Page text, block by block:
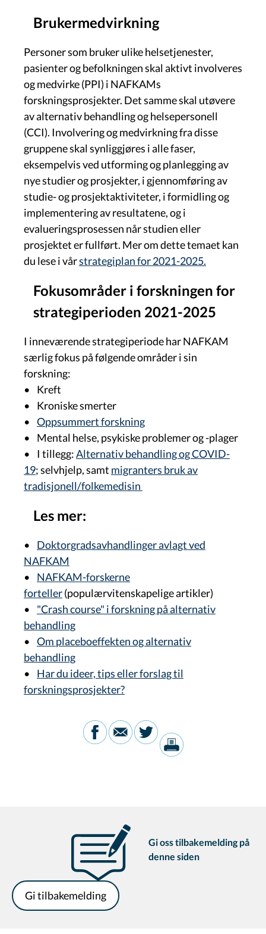
Brukermedvirkning
Personer som bruker ulike helsetjenester,
pasienter og befolkningen skal aktivt involveres
og medvirke (PPI) i NAFKAMs
forskningsprosjekter. Det samme skal utøvere
av alternativ behandling og helsepersonell
(CCI). Involvering og medvirkning fra disse
gruppene skal synliggjøres i alle faser,
eksempelvis ved utforming og planlegging av
nye studier og prosjekter, i gjennomføring av
studie- og prosjektaktiviteter, i formidling og
implementering av resultatene, og i
evalueringsprosessen når studien eller
prosjektet er fullført. Mer om dette temaet kan
du lese i vårstrategiplan for 2021-2025.
Fokusområder i forskningen for
strategiperioden 2021-2025
I inneværende strategiperiode har NAFKAM
særlig fokus på følgende områder i sin
forskning:
• Kreft
• Kroniske smerter
• Oppsummert forskning
• Mental helse, psykiske problemer og -plager
• I tillegg:Alternativ behandling og COVID-
19; selvhjelp, samt migranters bruk av
tradisjonell/folkemedisin
Les mer:
• Doktorgradsavhandlinger avlagt ved
NAFKAM
• NAFKAM-forskerne
forteller(populærvitenskapelige artikler)
• "Crash course" i forskning på alternativ
behandling
• Om placeboeffekten og alternativ
behandling
• Har du ideer, tips eller forslag til
forskningsprosjekter?
Gi oss tilbakemelding på
denne siden
Gi tilbakemelding